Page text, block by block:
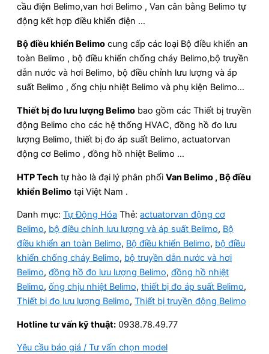
cầu điện Belimo,van hơi Belimo , Van cân bằng Belimo tự
động kết hợp điều khiển điện …
Bộ điều khiển Belimo cung cấp các loại Bộ điều khiển an
toàn Belimo , bộ điều khiển chống cháy Belimo,bộ truyền
dẫn nước và hơi Belimo, bộ điều chỉnh lưu lượng và áp
suất Belimo , ống chịu nhiệt Belimo và phụ kiện Belimo…
Thiết bị đo lưu lượng Belimo bao gồm các Thiết bị truyền
động Belimo cho các hệ thống HVAC, đồng hồ đo lưu
lượng Belimo, thiết bị đo áp suất Belimo, actuatorvan
động cơ Belimo , đồng hồ nhiệt Belimo …
HTP Tech tự hào là đại lý phân phối Van Belimo , Bộ điều
khiển Belimo tại Việt Nam .
Danh mục: Tự Động Hóa Thẻ: actuatorvan động cơ
Belimo, bộ điều chỉnh lưu lượng và áp suất Belimo, Bộ
điều khiển an toàn Belimo, Bộ điều khiển Belimo, bộ điều
khiển chống cháy Belimo, bộ truyền dẫn nước và hơi
Belimo, đồng hồ đo lưu lượng Belimo, đồng hồ nhiệt
Belimo, ống chịu nhiệt Belimo, thiết bị đo áp suất Belimo,
Thiết bị đo lưu lượng Belimo, Thiết bị truyền động Belimo
Hotline tư vấn kỹ thuật: 0938.78.49.77
Yêu cầu báo giá / Tư vấn chọn model